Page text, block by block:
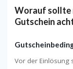
Worauf sollte
Gutschein
Vor der Einlösung